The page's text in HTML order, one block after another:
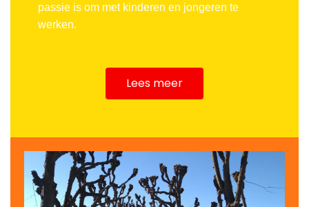
passie is om met kinderen en jongeren te
werken.
Lees meer